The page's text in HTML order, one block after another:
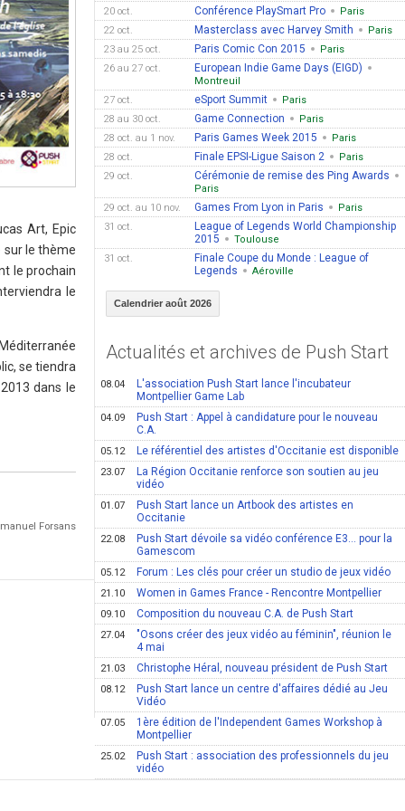
Art, Epic
le thème
le prochain
le
se tiendra
dans le
Forsans
20 oct. Conférence PlaySmart Pro
Paris
22 oct.
Masterclass avec Harvey Smith
Paris
23 au 25 oct.
Paris Comic Con 2015
Paris
26 au 27 oct.
European Indie Game Days (EIGD)
Montreuil
27 oct.
eSport Summit
Paris
28 au 30 oct.
Game Connection
Paris
28 oct. au 1 nov.
Paris Games Week 2015
Paris
28 oct.
Finale EPSI-Ligue Saison 2
Paris
29 oct.
Cérémonie de remise des Ping Awards
Paris
29 oct. au 10 nov.
Games From Lyon in Paris
Paris
31 oct.
League of Legends World Championship
2015
Toulouse
31 oct.
Finale Coupe du Monde : League of
Legends
Aéroville
Calendrier août 2026
Actualités et archives de Push Start
08.04
L'association Push Start lance l'incubateur
Montpellier Game Lab
04.09
Push Start : Appel à candidature pour le nouveau
C.A.
05.12 Le référentiel des artistes d'Occitanie est disponible
23.07
La Région Occitanie renforce son soutien au jeu
vidéo
01.07
Push Start lance un Artbook des artistes en
Occitanie
22.08
Push Start dévoile sa vidéo conférence E3… pour la
Gamescom
05.12 Forum : Les clés pour créer un studio de jeux vidéo
21.10 Women in Games France - Rencontre Montpellier
09.10 Composition du nouveau C.A. de Push Start
27.04
"Osons créer des jeux vidéo au féminin", réunion le
4 mai
21.03 Christophe Héral, nouveau président de Push Start
08.12
Push Start lance un centre d'affaires dédié au Jeu
Vidéo
07.05
1ère édition de l'Independent Games Workshop à
Montpellier
25.02
Push Start : association des professionnels du jeu
vidéo